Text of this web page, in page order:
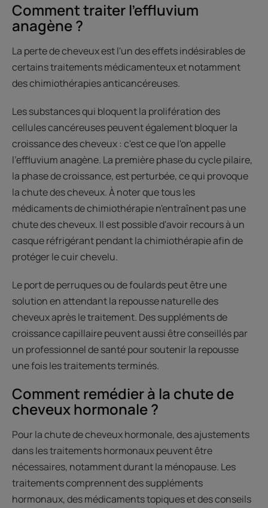
Comment traiter l’effluvium
anagène ?
La perte de cheveux est l'un des effets indésirables de
certains traitements médicamenteux et notamment
des chimiothérapies anticancéreuses.
Les substances qui bloquent la prolifération des
cellules cancéreuses peuvent également bloquer la
croissance des cheveux : c'est ce que l'on appelle
l'effluvium anagène. La première phase du cycle pilaire,
la phase de croissance, est perturbée, ce qui provoque
la chute des cheveux. À noter que tous les
médicaments de chimiothérapie n'entraînent pas une
chute des cheveux. Il est possible d'avoir recours à un
casque réfrigérant pendant la chimiothérapie afin de
protéger le cuir chevelu.
Le port de perruques ou de foulards peut être une
solution en attendant la repousse naturelle des
cheveux après le traitement. Des suppléments de
croissance capillaire peuvent aussi être conseillés par
un professionnel de santé pour soutenir la repousse
une fois les traitements terminés.
Comment remédier à la chute de
cheveux hormonale ?
Pour la chute de cheveux hormonale, des ajustements
dans les traitements hormonaux peuvent être
nécessaires, notamment durant la ménopause. Les
traitements comprennent des suppléments
hormonaux, des médicaments topiques et des conseils